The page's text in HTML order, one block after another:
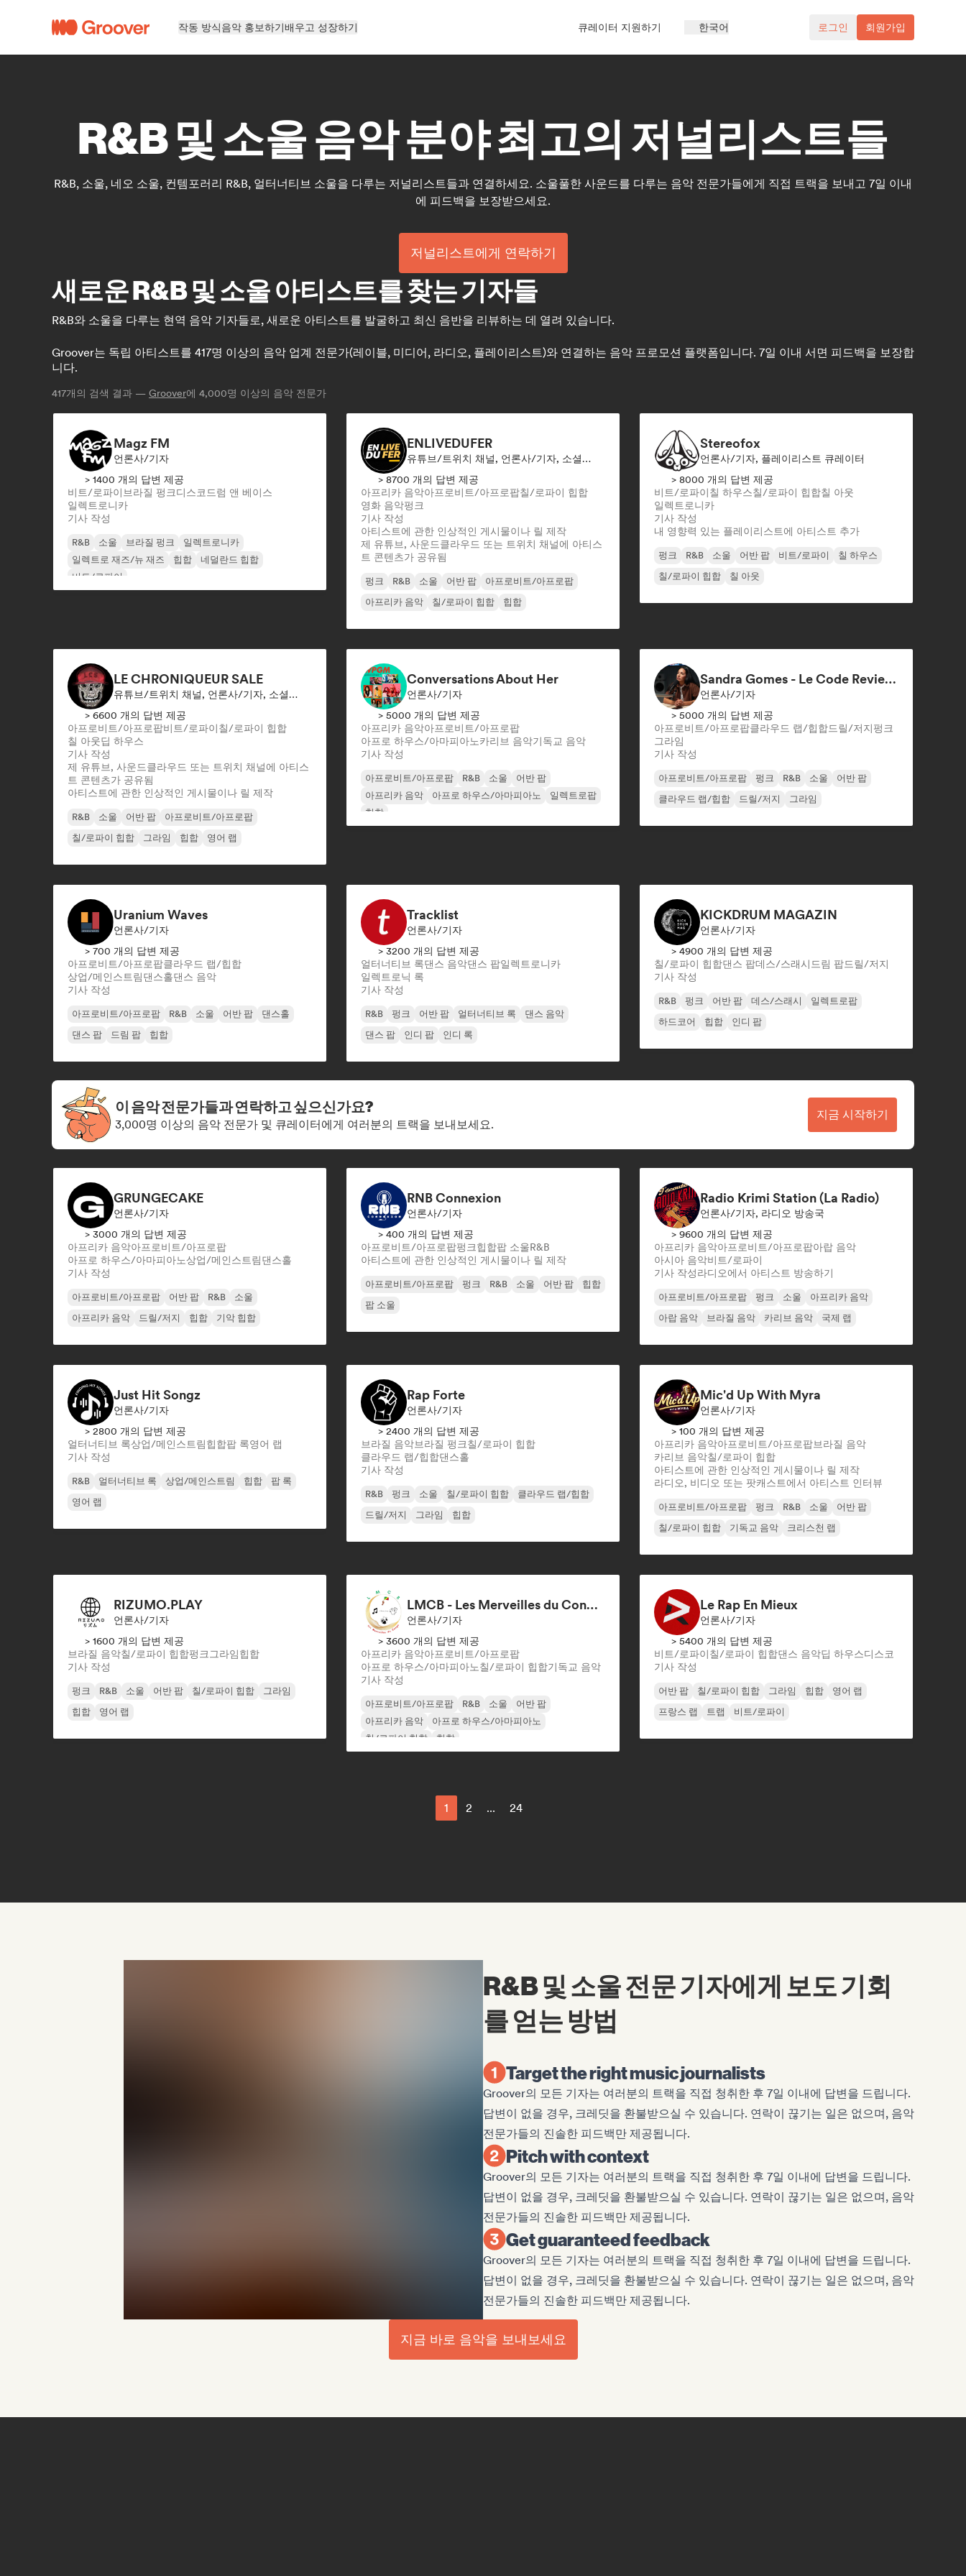
작동 방식음악 홍보하기배우고 성장하기 큐레이터 지원하기 한국어 로그인 회원가입
R&B 및 소울 음악 분야 최고의 저널리스트들
R&B, 소울, 네오 소울, 컨템포러리 R&B, 얼터너티브 소울을 다루는 저널리스트들과 연결하세요. 소울풀한 사운드를 다루는 음악 전문가들에게 직접 트랙을 보내고 7일 이내
에 피드백을 보장받으세요.
저널리스트에게 연락하기
새로운 R&B 및 소울 아티스트를 찾는 기자들
R&B와 소울을 다루는 현역 음악 기자들로, 새로운 아티스트를 발굴하고 최신 음반을 리뷰하는 데 열려 있습니다.
Groover는 독립 아티스트를 417명 이상의 음악 업계 전문가(레이블, 미디어, 라디오, 플레이리스트)와 연결하는 음악 프로모션 플랫폼입니다. 7일 이내 서면 피드백을 보장합
니다.
417개의 검색 결과 — Groover에 4,000명 이상의 음악 전문가
Magz FM
언론사/기자
> 1400 개의 답변 제공
비트/로파이 브라질 펑크디스코 드럼 앤 베이스
일렉트로니카
기사 작성
R&B 소울 브라질 펑크
일렉트로니카
일렉트로 재즈/뉴 재즈
힙합
네덜란드 힙합
비트/로파이
ENLIVEDUFER
유튜브/트위치 채널, 언론사/기자, 소셜 미디어 인플루언서
> 8700 개의 답변 제공
아프리카 음악아프로비트/아프로팝칠/로파이 힙합
영화 음악펑크
기사 작성
아티스트에 관한 인상적인 게시물이나 릴 제작
제 유튜브, 사운드클라우드 또는 트위치 채널에 아티스
트 콘텐츠가 공유됨
펑크 R&B 소울 어반 팝
아프로비트/아프로팝
아프리카 음악
칠/로파이 힙합 힙합
Stereofox
언론사/기자, 플레이리스트 큐레이터
> 8000 개의 답변 제공
비트/로파이칠 하우스칠/로파이 힙합칠 아웃
일렉트로니카
기사 작성
내 영향력 있는 플레이리스트에 아티스트 추가
펑크 R&B 소울 어반 팝 비트/로파이
칠 하우스
칠/로파이 힙합
칠 아웃
LE CHRONIQUEUR SALE
유튜브/트위치 채널, 언론사/기자, 소셜 미디어 인플루언서
> 6600 개의 답변 제공
아프로비트/아프로팝비트/로파이칠/로파이 힙합
칠 아웃딥 하우스
기사 작성
제 유튜브, 사운드클라우드 또는 트위치 채널에 아티스
트 콘텐츠가 공유됨
아티스트에 관한 인상적인 게시물이나 릴 제작
R&B 소울 어반 팝
아프로비트/아프로팝
칠/로파이 힙합
그라임 힙합 영어 랩
Conversations About Her
언론사/기자
> 5000 개의 답변 제공
아프리카 음악아프로비트/아프로팝
아프로 하우스/아마피아노카리브 음악기독교 음악
기사 작성
아프로비트/아프로팝 R&B 소울
어반 팝
아프리카 음악
아프로 하우스/아마피아노
일렉트로팝
힙합
Sandra Gomes - Le Code Review & 1993initiales
언론사/기자
> 5000 개의 답변 제공
아프로비트/아프로팝클라우드 랩/힙합드릴/저지펑크
그라임
기사 작성
아프로비트/아프로팝 펑크 R&B 소울
어반 팝
클라우드 랩/힙합
드릴/저지 그라임
Uranium Waves
언론사/기자
> 700 개의 답변 제공
아프로비트/아프로팝클라우드 랩/힙합
상업/메인스트림댄스홀댄스 음악
기사 작성
아프로비트/아프로팝 R&B 소울 어반 팝
댄스홀
댄스 팝
드림 팝 힙합
Tracklist
언론사/기자
> 3200 개의 답변 제공
얼터너티브 록댄스 음악댄스 팝일렉트로니카
일렉트로닉 록
기사 작성
R&B 펑크 어반 팝 얼터너티브 록
댄스 음악
댄스 팝
인디 팝 인디 록
KICKDRUM MAGAZIN
언론사/기자
> 4900 개의 답변 제공
칠/로파이 힙합댄스 팝데스/스래시 드림 팝드릴/저지
기사 작성
R&B 펑크 어반 팝 데스/스래시
일렉트로팝
하드코어
힙합 인디 팝
이 음악 전문가들과 연락하고 싶으신가요?
3,000명 이상의 음악 전문가 및 큐레이터에게 여러분의 트랙을 보내보세요.
지금 시작하기
GRUNGECAKE
언론사/기자
> 3000 개의 답변 제공
아프리카 음악아프로비트/아프로팝
아프로 하우스/아마피아노상업/메인스트림댄스홀
기사 작성
아프로비트/아프로팝 어반 팝 R&B
소울
아프리카 음악
드릴/저지 힙합 기악 힙합
RNB Connexion
언론사/기자
> 400 개의 답변 제공
아프로비트/아프로팝펑크힙합팝 소울R&B
아티스트에 관한 인상적인 게시물이나 릴 제작
아프로비트/아프로팝 펑크 R&B 소울 어반 팝
힙합
팝 소울
Radio Krimi Station (La Radio)
언론사/기자, 라디오 방송국
> 9600 개의 답변 제공
아프리카 음악아프로비트/아프로팝아랍 음악
아시아 음악비트/로파이
기사 작성라디오에서 아티스트 방송하기
아프로비트/아프로팝 펑크 소울
아프리카 음악
아랍 음악
브라질 음악 카리브 음악 국제 랩
Just Hit Songz
언론사/기자
> 2800 개의 답변 제공
얼터너티브 록상업/메인스트림힙합팝 록영어 랩
기사 작성
R&B 얼터너티브 록 상업/메인스트림 힙합
팝 록
영어 랩
Rap Forte
언론사/기자
> 2400 개의 답변 제공
브라질 음악브라질 펑크칠/로파이 힙합
클라우드 랩/힙합댄스홀
기사 작성
R&B 펑크 소울 칠/로파이 힙합
클라우드 랩/힙합
드릴/저지
그라임 힙합
Mic'd Up With Myra
언론사/기자
> 100 개의 답변 제공
아프리카 음악아프로비트/아프로팝브라질 음악
카리브 음악칠/로파이 힙합
아티스트에 관한 인상적인 게시물이나 릴 제작
라디오, 비디오 또는 팟캐스트에서 아티스트 인터뷰
아프로비트/아프로팝 펑크 R&B 소울
어반 팝
칠/로파이 힙합
기독교 음악 크리스천 랩
RIZUMO.PLAY
언론사/기자
> 1600 개의 답변 제공
브라질 음악칠/로파이 힙합펑크 그라임힙합
기사 작성
펑크 R&B 소울 어반 팝 칠/로파이 힙합
그라임
힙합
영어 랩
LMCB - Les Merveilles du Congo 🇨🇬
언론사/기자
> 3600 개의 답변 제공
아프리카 음악아프로비트/아프로팝
아프로 하우스/아마피아노칠/로파이 힙합기독교 음악
기사 작성
아프로비트/아프로팝 R&B 소울
어반 팝
아프리카 음악
아프로 하우스/아마피아노
칠/로파이 힙합
힙합
Le Rap En Mieux
언론사/기자
> 5400 개의 답변 제공
비트/로파이칠/로파이 힙합댄스 음악딥 하우스디스코
기사 작성
어반 팝 칠/로파이 힙합 그라임 힙합
영어 랩
프랑스 랩
트랩 비트/로파이
1 2 ... 24
R&B 및 소울 전문 기자에게 보도 기회
를 얻는 방법
Target the right music journalists
Groover의 모든 기자는 여러분의 트랙을 직접 청취한 후 7일 이내에 답변을 드립니다.
답변이 없을 경우, 크레딧을 환불받으실 수 있습니다. 연락이 끊기는 일은 없으며, 음악
전문가들의 진솔한 피드백만 제공됩니다.
Pitch with context
Groover의 모든 기자는 여러분의 트랙을 직접 청취한 후 7일 이내에 답변을 드립니다.
답변이 없을 경우, 크레딧을 환불받으실 수 있습니다. 연락이 끊기는 일은 없으며, 음악
전문가들의 진솔한 피드백만 제공됩니다.
Get guaranteed feedback
Groover의 모든 기자는 여러분의 트랙을 직접 청취한 후 7일 이내에 답변을 드립니다.
답변이 없을 경우, 크레딧을 환불받으실 수 있습니다. 연락이 끊기는 일은 없으며, 음악
전문가들의 진솔한 피드백만 제공됩니다.
지금 바로 음악을 보내보세요